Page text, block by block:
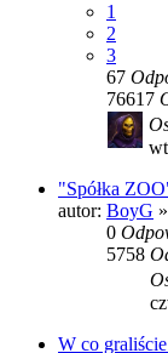
1
2
3
67
76617
"Spółka
autor: BoyG »
0
5758
W co